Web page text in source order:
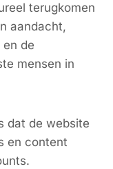
terugkomen
aandacht,
de
mensen in
dat de website
en content